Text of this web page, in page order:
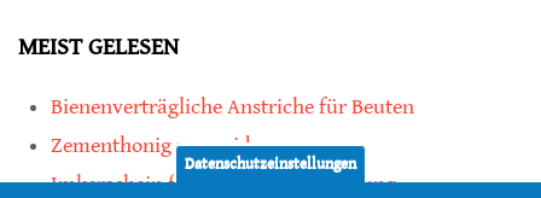
MEIST GELESEN
Bienenverträgliche Anstriche für Beuten
Zementhonig vermeiden
Imkerschein für Honigbienen-Haltung
Datenschutzeinstellungen